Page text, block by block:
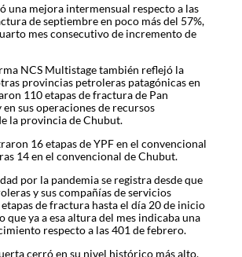
una mejora intermensual respecto a las
de septiembre en poco más del 57%,
mes consecutivo de incremento de
NCS Multistage también reflejó la
provincias petroleras patagónicas en
110 etapas de fractura de Pan
sus operaciones de recursos
la provincia de Chubut.
16 etapas de YPF en el convencional
14 en el convencional de Chubut.
por la pandemia se registra desde que
y sus compañías de servicios
de fractura hasta el día 20 de inicio
que ya a esa altura del mes indicaba una
respecto a las 401 de febrero.
cerró en su nivel histórico más alto,